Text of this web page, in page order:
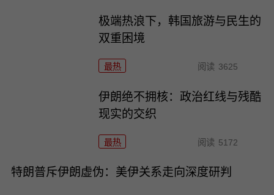
极端热浪下，韩国旅游与民生的
双重困境
最热 阅读 3625
伊朗绝不拥核：政治红线与残酷
现实的交织
最热 阅读 5172
特朗普斥伊朗虚伪：美伊关系走向深度研判